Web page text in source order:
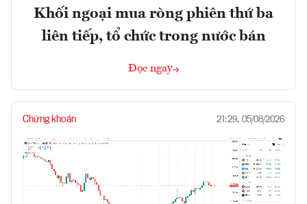
Khối ngoại mua ròng phiên thứ ba
liên tiếp, tổ chức trong nước bán
Đọc ngay
Chứng khoán 21:29, 05/08/2026